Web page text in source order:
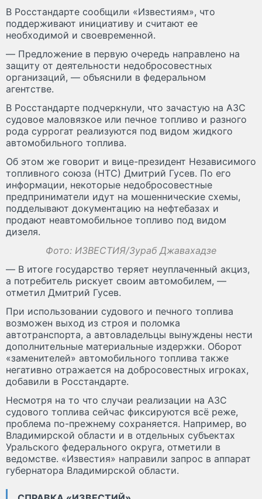
В Росстандарте сообщили «Известиям», что
поддерживают инициативу и считают ее
необходимой и своевременной.
— Предложение в первую очередь направлено на
защиту от деятельности недобросовестных
организаций, — объяснили в федеральном
агентстве.
В Росстандарте подчеркнули, что зачастую на АЗС
судовое маловязкое или печное топливо и разного
рода суррогат реализуются под видом жидкого
автомобильного топлива.
Об этом же говорит и вице-президент Независимого
топливного союза (НТС) Дмитрий Гусев. По его
информации, некоторые недобросовестные
предприниматели идут на мошеннические схемы,
подделывают документацию на нефтебазах и
продают неавтомобильное топливо под видом
дизеля.
Фото: ИЗВЕСТИЯ/Зураб Джавахадзе
— В итоге государство теряет неуплаченный акциз,
а потребитель рискует своим автомобилем, —
отметил Дмитрий Гусев.
При использовании судового и печного топлива
возможен выход из строя и поломка
автотранспорта, а автовладельцы вынуждены нести
дополнительные материальные издержки. Оборот
«заменителей» автомобильного топлива также
негативно отражается на добросовестных игроках,
добавили в Росстандарте.
Несмотря на то что случаи реализации на АЗС
судового топлива сейчас фиксируются всё реже,
проблема по-прежнему сохраняется. Например, во
Владимирской области и в отдельных субъектах
Уральского федерального округа, отметили в
ведомстве. «Известия» направили запрос в аппарат
губернатора Владимирской области.